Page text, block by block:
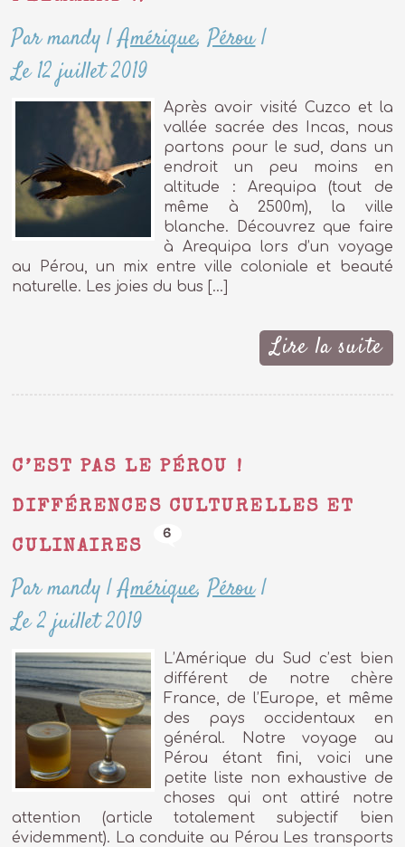
Par mandy |Amérique,Pérou|
Le 12 juillet 2019
Après avoir visité Cuzco et la
vallée sacrée des Incas, nous
partons pour le sud, dans un
endroit un peu moins en
altitude : Arequipa (tout de
même à 2500m), la ville
blanche. Découvrez que faire
à Arequipa lors d’un voyage
au Pérou, un mix entre ville coloniale et beauté
naturelle. Les joies du bus […]
Lire la suite
C’EST PAS LE PÉROU !
DIFFÉRENCES CULTURELLES ET
CULINAIRES
6
Par mandy |Amérique,Pérou|
Le 2 juillet 2019
L’Amérique du Sud c’est bien
différent de notre chère
France, de l’Europe, et même
des pays occidentaux en
général. Notre voyage au
Pérou étant fini, voici une
petite liste non exhaustive de
choses qui ont attiré notre
attention (article totalement subjectif bien
évidemment). La conduite au Pérou Les transports